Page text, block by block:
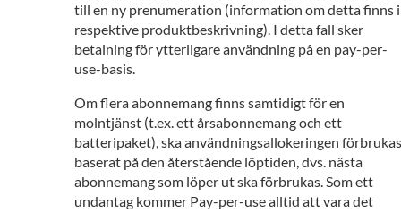
till en ny prenumeration (information om detta finns i
respektive produktbeskrivning). I detta fall sker
betalning för ytterligare användning på en pay-per-
use-basis.
Om flera abonnemang finns samtidigt för en
molntjänst (t.ex. ett årsabonnemang och ett
batteripaket), ska användningsallokeringen förbrukas
baserat på den återstående löptiden, dvs. nästa
abonnemang som löper ut ska förbrukas. Som ett
undantag kommer Pay-per-use alltid att vara det